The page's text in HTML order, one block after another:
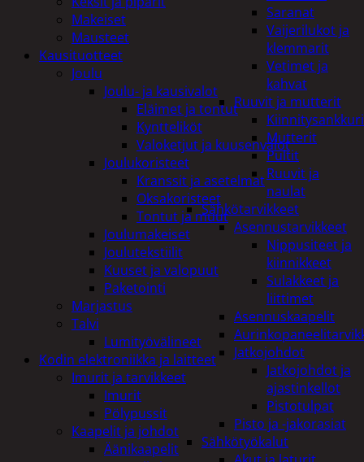
Saranat
Vaijerilukot ja
klemmarit
Vetimet ja
kahvat
Ruuvit ja mutterit
Mutterit
Pultit
Ruuvit ja
naulat
Sähkötarvikkeet
Asennustarvikkeet
Nippusiteet ja
kiinnikkeet
Sulakkeet ja
liittimet
Asennuskaapelit
Jatkojohdot
Jatkojohdot ja
ajastinkellot
Pistotulpat
Pisto ja -jakorasiat
Sähkötyökalut
Makeiset
Mausteet
Kausituotteet
Joulu
Joulu- ja kausivalot
Eläimet ja tontut
Kyntteliköt
Valoketjut ja kuusenvalot
Joulukoristeet
Kranssit ja asetelmat
Oksakoristeet
Tontut ja muut
Joulumakeiset
Joulutekstiilit
Kuuset ja valopuut
Paketointi
Marjastus
Talvi
Lumityövälineet
Kodin elektroniikka ja laitteet
Imurit ja tarvikkeet
Imurit
Pölypussit
Kaapelit ja johdot
Äänikaapelit